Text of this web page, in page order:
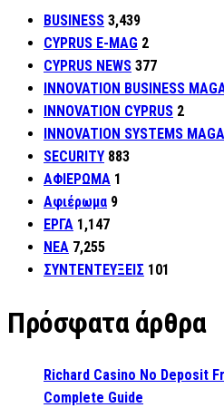
BUSINESS 3,439
CYPRUS E-MAG 2
CYPRUS NEWS 377
INNOVATION BUSINESS
INNOVATION CYPRUS 2
INNOVATION SYSTEMS
SECURITY 883
ΑΦΙΕΡΩΜΑ 1
Αφιέρωμα 9
ΕΡΓΑ 1,147
ΝΕΑ 7,255
ΣΥΝΤΕΝΤΕΥΞΕΙΣ 101
Πρόσφατα άρθρα
Richard Casino No Deposit
Complete Guide